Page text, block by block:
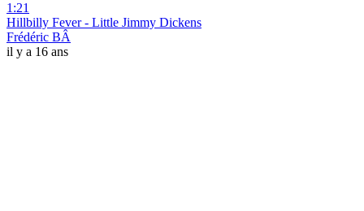
1:21
Hillbilly Fever - Little Jimmy Dickens
Frédéric BÂ
il y a 16 ans